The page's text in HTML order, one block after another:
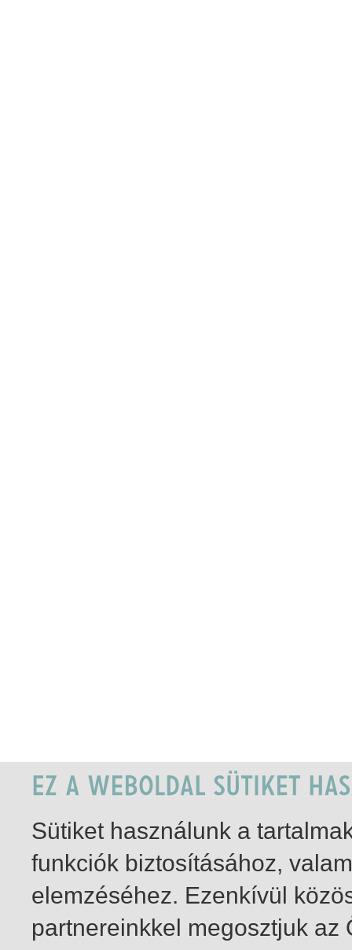
Sütiket használunk a
funkciók biztosításához,
elemzéséhez. Ezenkívül
partnereinkkel megosztjuk